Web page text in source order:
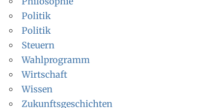
Politik
Politik
Steuern
Wahlprogramm
Wirtschaft
Wissen
Zukunftsgeschichten